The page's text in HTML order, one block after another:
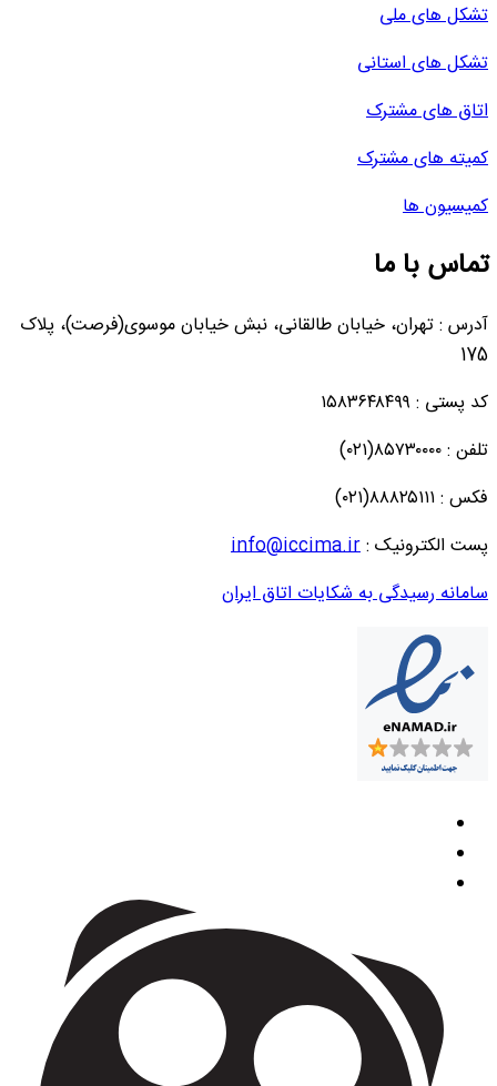
تشکل های ملی
تشکل های استانی
اتاق های مشترک
کمیته های مشترک
کمیسیون ها
تماس با ما
آدرس : تهران، خیابان طالقانی، نبش خیابان موسوی(فرصت)، پلاک
175
کد پستی : ۱۵۸۳۶۴۸۴۹۹
تلفن : ۸۵۷۳۰۰۰۰(۰۲۱)
فکس : ۸۸۸۲۵۱۱۱(۰۲۱)
پست الکترونیک :info@iccima.ir
سامانه رسیدگی به شکایات اتاق ایران